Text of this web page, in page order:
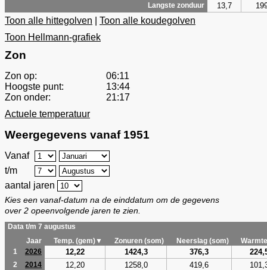
Langste zonduur 13,7
Toon alle hittegolven
Toon alle koudegolven
Toon Hellmann-grafiek
Zon
Zon op:
06:11
Hoogste punt:
13:44
Zon onder:
21:17
Actuele temperatuur
Weergegevens vanaf 1951
Vanaf
t/m
aantal jaren
Kies een vanaf-datum na de einddatum om de gegevens
over 2 opeenvolgende jaren te zien.
Data t/m 7 augustus
Jaar
Temp. (gem)▼ Zonuren (som) Neerslag (som)
1
2026 12,22 1424,3 376,3
2 2014 12,20 1258,0 419,6